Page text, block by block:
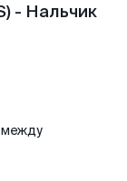
- Нальчик
между